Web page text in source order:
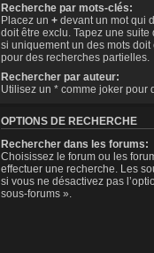
Recherche par mots-clés:
Placez un + devant un mot qui
doit être exclu. Tapez une
si uniquement un des mots
pour des recherches partielles.
Rechercher par auteur:
Utilisez un * comme joker pour
OPTIONS DE RECHERCHE
Rechercher dans les forums:
Choisissez le forum ou les
effectuer une recherche. Les
si vous ne désactivez pas
sous-forums ».